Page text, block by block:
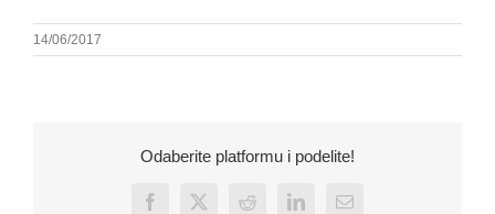
14/06/2017
Odaberite platformu i podelite!
Facebook
X Reddit LinkedInEmail